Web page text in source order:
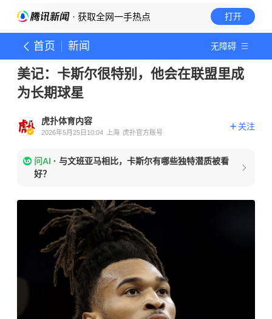
· 获取全网一手热点 打开
首页 新闻 无障碍
美记：卡斯尔很特别，他会在联盟里成
为长期球星
虎扑体育内容
2026年5月25日10:04 上海 虎扑官方账号
关注
问AI · 与文班亚马相比，卡斯尔有哪些独特潜质被看
好？